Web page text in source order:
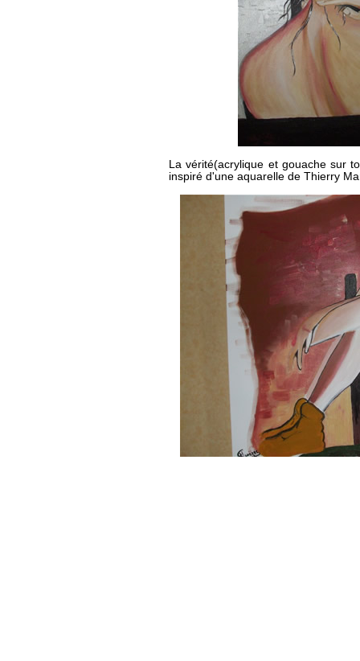
La vérité(acrylique et gouache sur
inspiré d'une aquarelle de Thierry